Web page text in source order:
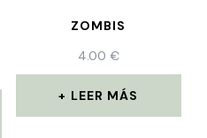
ZOMBIS
4.00 €
LEER MÁS